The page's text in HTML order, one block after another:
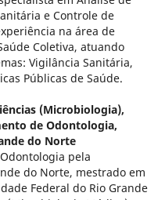
e Controle de
na área de
Coletiva, atuando
Vigilância Sanitária,
Públicas de Saúde.
(Microbiologia),
de Odontologia,
do Norte
pela
do Norte, mestrado em
Federal do Rio Grande